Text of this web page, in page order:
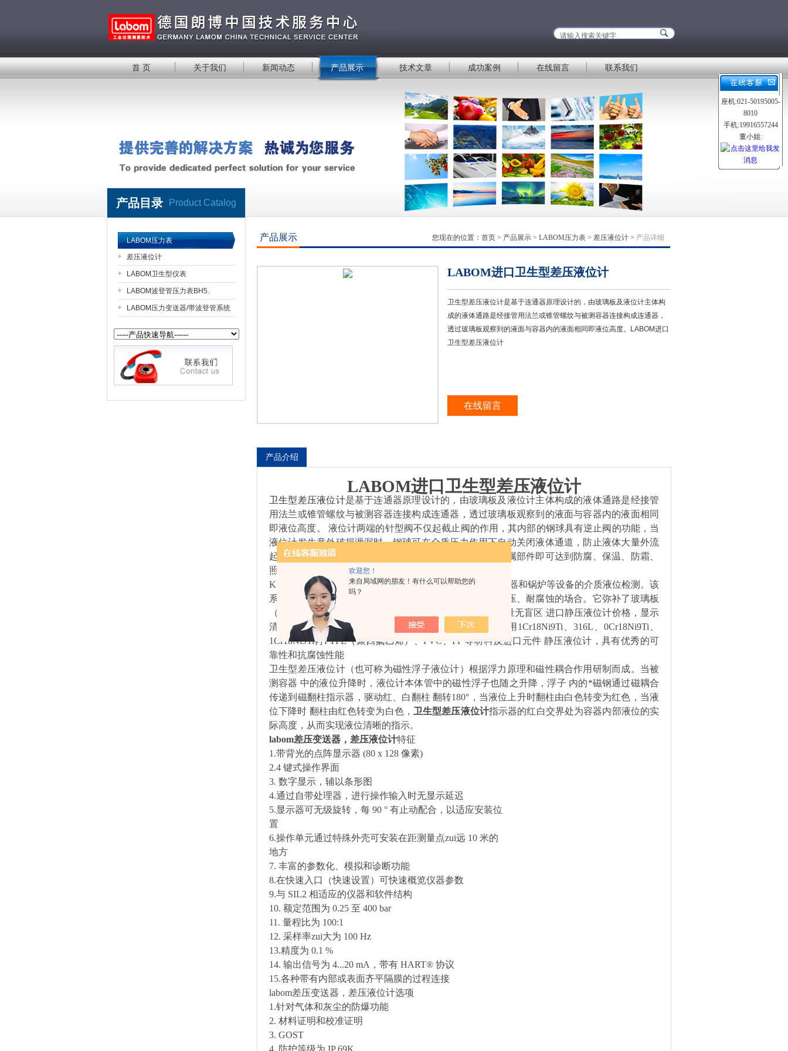
欢迎您！
来自局域网的朋友！有什么可以帮助您的
吗？
公司名称
首 页 关于我们 新闻动态 产品展示 技术文章 成功案例 在线留言 联系我们
产品目录 Product Catalog
LABOM压力表
差压液位计
LABOM卫生型仪表
LABOM波登管压力表BH5.
LABOM压力变送器/带波登管系统
产品展示 您现在的位置： 首页 > 产品展示 > LABOM压力表 > 差压液位计 > 产品详细
LABOM进口卫生型差压液位计
卫生型差压液位计是基于连通器原理设计的，由玻璃板及液位计主体构
成的液体通路是经接管用法兰或锥管螺纹与被测容器连接构成连通器，
透过玻璃板观察到的液面与容器内的液面相同即液位高度。LABOM进口
卫生型差压液位计
在线留言
产品介绍
LABOM进口卫生型差压液位计
卫生型差压液位计是基于连通器原理设计的，由玻璃板及液位计主体构成的液体通路是经接管
用法兰或锥管螺纹与被测容器连接构成连通器，透过玻璃板观察到的液面与容器内的液面相同
即液位高度。 液位计两端的针型阀不仅起截止阀的作用，其内部的钢球具有逆止阀的功能，当
液位计发生意外破损泄漏时，钢球可在介质压力作用下自动关闭液体通道，防止液体大量外流
起到安全保护作用。液位计改变零件的材料或增加一些附属部件即可达到防腐、保温、防霜、
照明等功能。
KD系列卫生型差压液位计可用于各种塔、罐、槽、球型容器和锅炉等设备的介质液位检测。该
系列的液位计可以做到高密封，防泄漏和适用于高温、高压、耐腐蚀的场合。它弥补了玻璃板
（管）液位计指示清晰度差、易破裂等缺陷，且全过程测量无盲区 进口静压液位计价格，显示
清晰、测量范围大。
卫生型差压液位计
的零部件材料采用1Cr18Ni9Ti、316L、0Cr18Ni9Ti、
1Cr18Ni9Ti衬PTFE（聚四氟乙烯）、PVC、PP 等材料及进口元件 静压液位计，具有优秀的可
靠性和抗腐蚀性能
卫生型差压液位计（也可称为磁性浮子液位计）根据浮力原理和磁性耦合作用研制而成。当被
测容器 中的液位升降时，液位计本体管中的磁性浮子也随之升降，浮子 内的*磁钢通过磁耦合
传递到磁翻柱指示器，驱动红、白翻柱 翻转180°，当液位上升时翻柱由白色转变为红色，当液
位下降时 翻柱由红色转变为白色， 卫生型差压液位计指示器的红白交界处为容器内部液位的实
际高度，从而实现液位清晰的指示。
labom差压变送器，差压液位计特征
1.带背光的点阵显示器 (80 x 128 像素)
2.4 键式操作界面
3. 数字显示，辅以条形图
4.通过自带处理器，进行操作输入时无显示延迟
5.显示器可无级旋转，每 90 ° 有止动配合，以适应安装位
置
6.操作单元通过特殊外壳可安装在距测量点zui远 10 米的
地方
7. 丰富的参数化、模拟和诊断功能
8.在快速入口（快速设置）可快速概览仪器参数
9.与 SIL2 相适应的仪器和软件结构
10. 额定范围为 0.25 至 400 bar
11. 量程比为 100:1
12. 采样率zui大为 100 Hz
13.精度为 0.1 %
14. 输出信号为 4...20 mA，带有 HART® 协议
15.各种带有内部或表面齐平隔膜的过程连接
labom差压变送器，差压液位计选项
1 .针对气体和灰尘的防爆功能
2. 材料证明和校准证明
3. GOST
4 防护等级为 IP 69K
座机:021-50195005-
8010
手机:19916557244
董小姐: